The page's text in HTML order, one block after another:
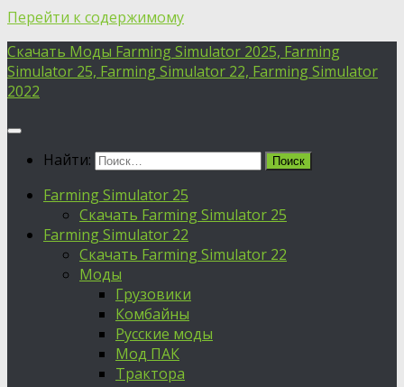
Перейти к содержимому
Скачать Моды Farming Simulator 2025, Farming
Simulator 25, Farming Simulator 22, Farming Simulator
2022
Найти:
Farming Simulator 25
Скачать Farming Simulator 25
Farming Simulator 22
Скачать Farming Simulator 22
Моды
Грузовики
Комбайны
Русские моды
Мод ПАК
Трактора